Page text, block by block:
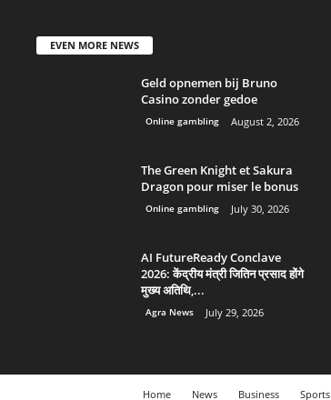
EVEN MORE NEWS
Geld opnemen bij Bruno
Casino zonder gedoe
Online gambling August 2, 2026
The Green Knight et Sakura
Dragon pour miser le bonus
Online gambling July 30, 2026
AI FutureReady Conclave
2026: केंद्रीय मंत्री जितिन प्रसाद होंगे
मुख्य अतिथि,...
Agra News July 29, 2026
Home News Business Sports